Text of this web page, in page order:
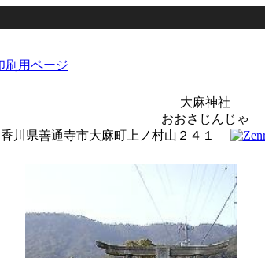
大麻神社
おおさじんじゃ
香川県善通寺市大麻町上ノ村山２４１